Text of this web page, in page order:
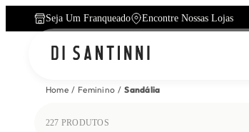
Seja Um Franqueado Encontre Nossas Lojas
Home Feminino Sandália
227 PRODUTOS